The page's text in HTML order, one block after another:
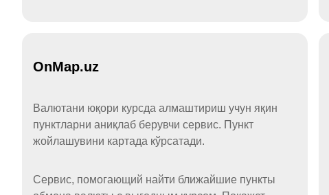
OnMap.uz
Валютани юқори курсда алмаштириш учун яқин
пунктларни аниқлаб берувчи сервис. Пункт
жойлашувини картада кўрсатади.
Сервис, помогающий найти ближайшие пункты